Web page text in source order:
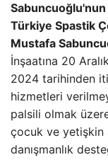
Türkiye Spastik
Mustafa
İnşaatına 20
2024 tarihinden
hizmetleri
palsili olmak
çocuk ve
danışmanlık